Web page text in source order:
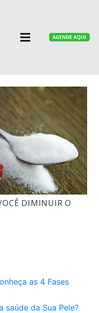
DIMINUIR O
as 4 Fases
saúde da Sua Pele?